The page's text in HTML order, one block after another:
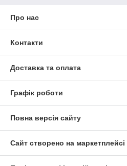
Про нас
Контакти
Доставка та оплата
Графік роботи
Повна версія сайту
Сайт створено на маркетплейсі